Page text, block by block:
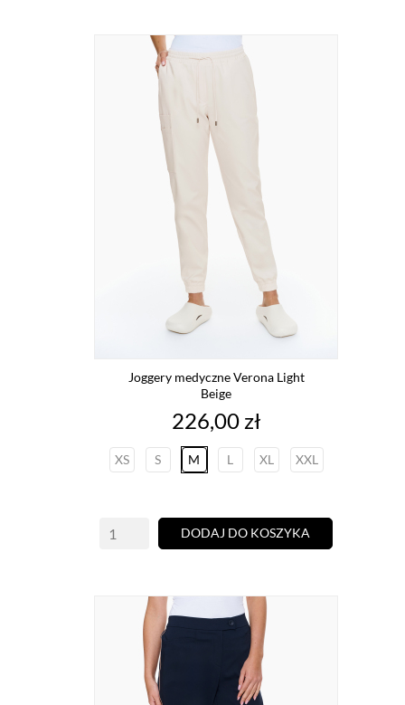
Joggery medyczne Verona Light
Beige
Cena
226,00 zł
XS S M L XL XXL
DODAJ DO KOSZYKA